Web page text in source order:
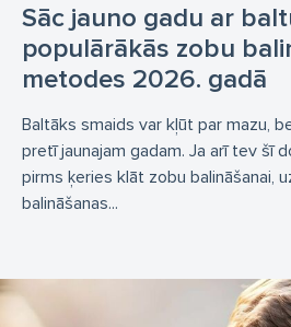
Sāc jauno gadu ar
populārākās zobu
metodes 2026. gadā
Baltāks smaids var kļūt par mazu,
pretī jaunajam gadam. Ja arī tev šī
pirms ķeries klāt zobu balināšanai,
balināšanas...